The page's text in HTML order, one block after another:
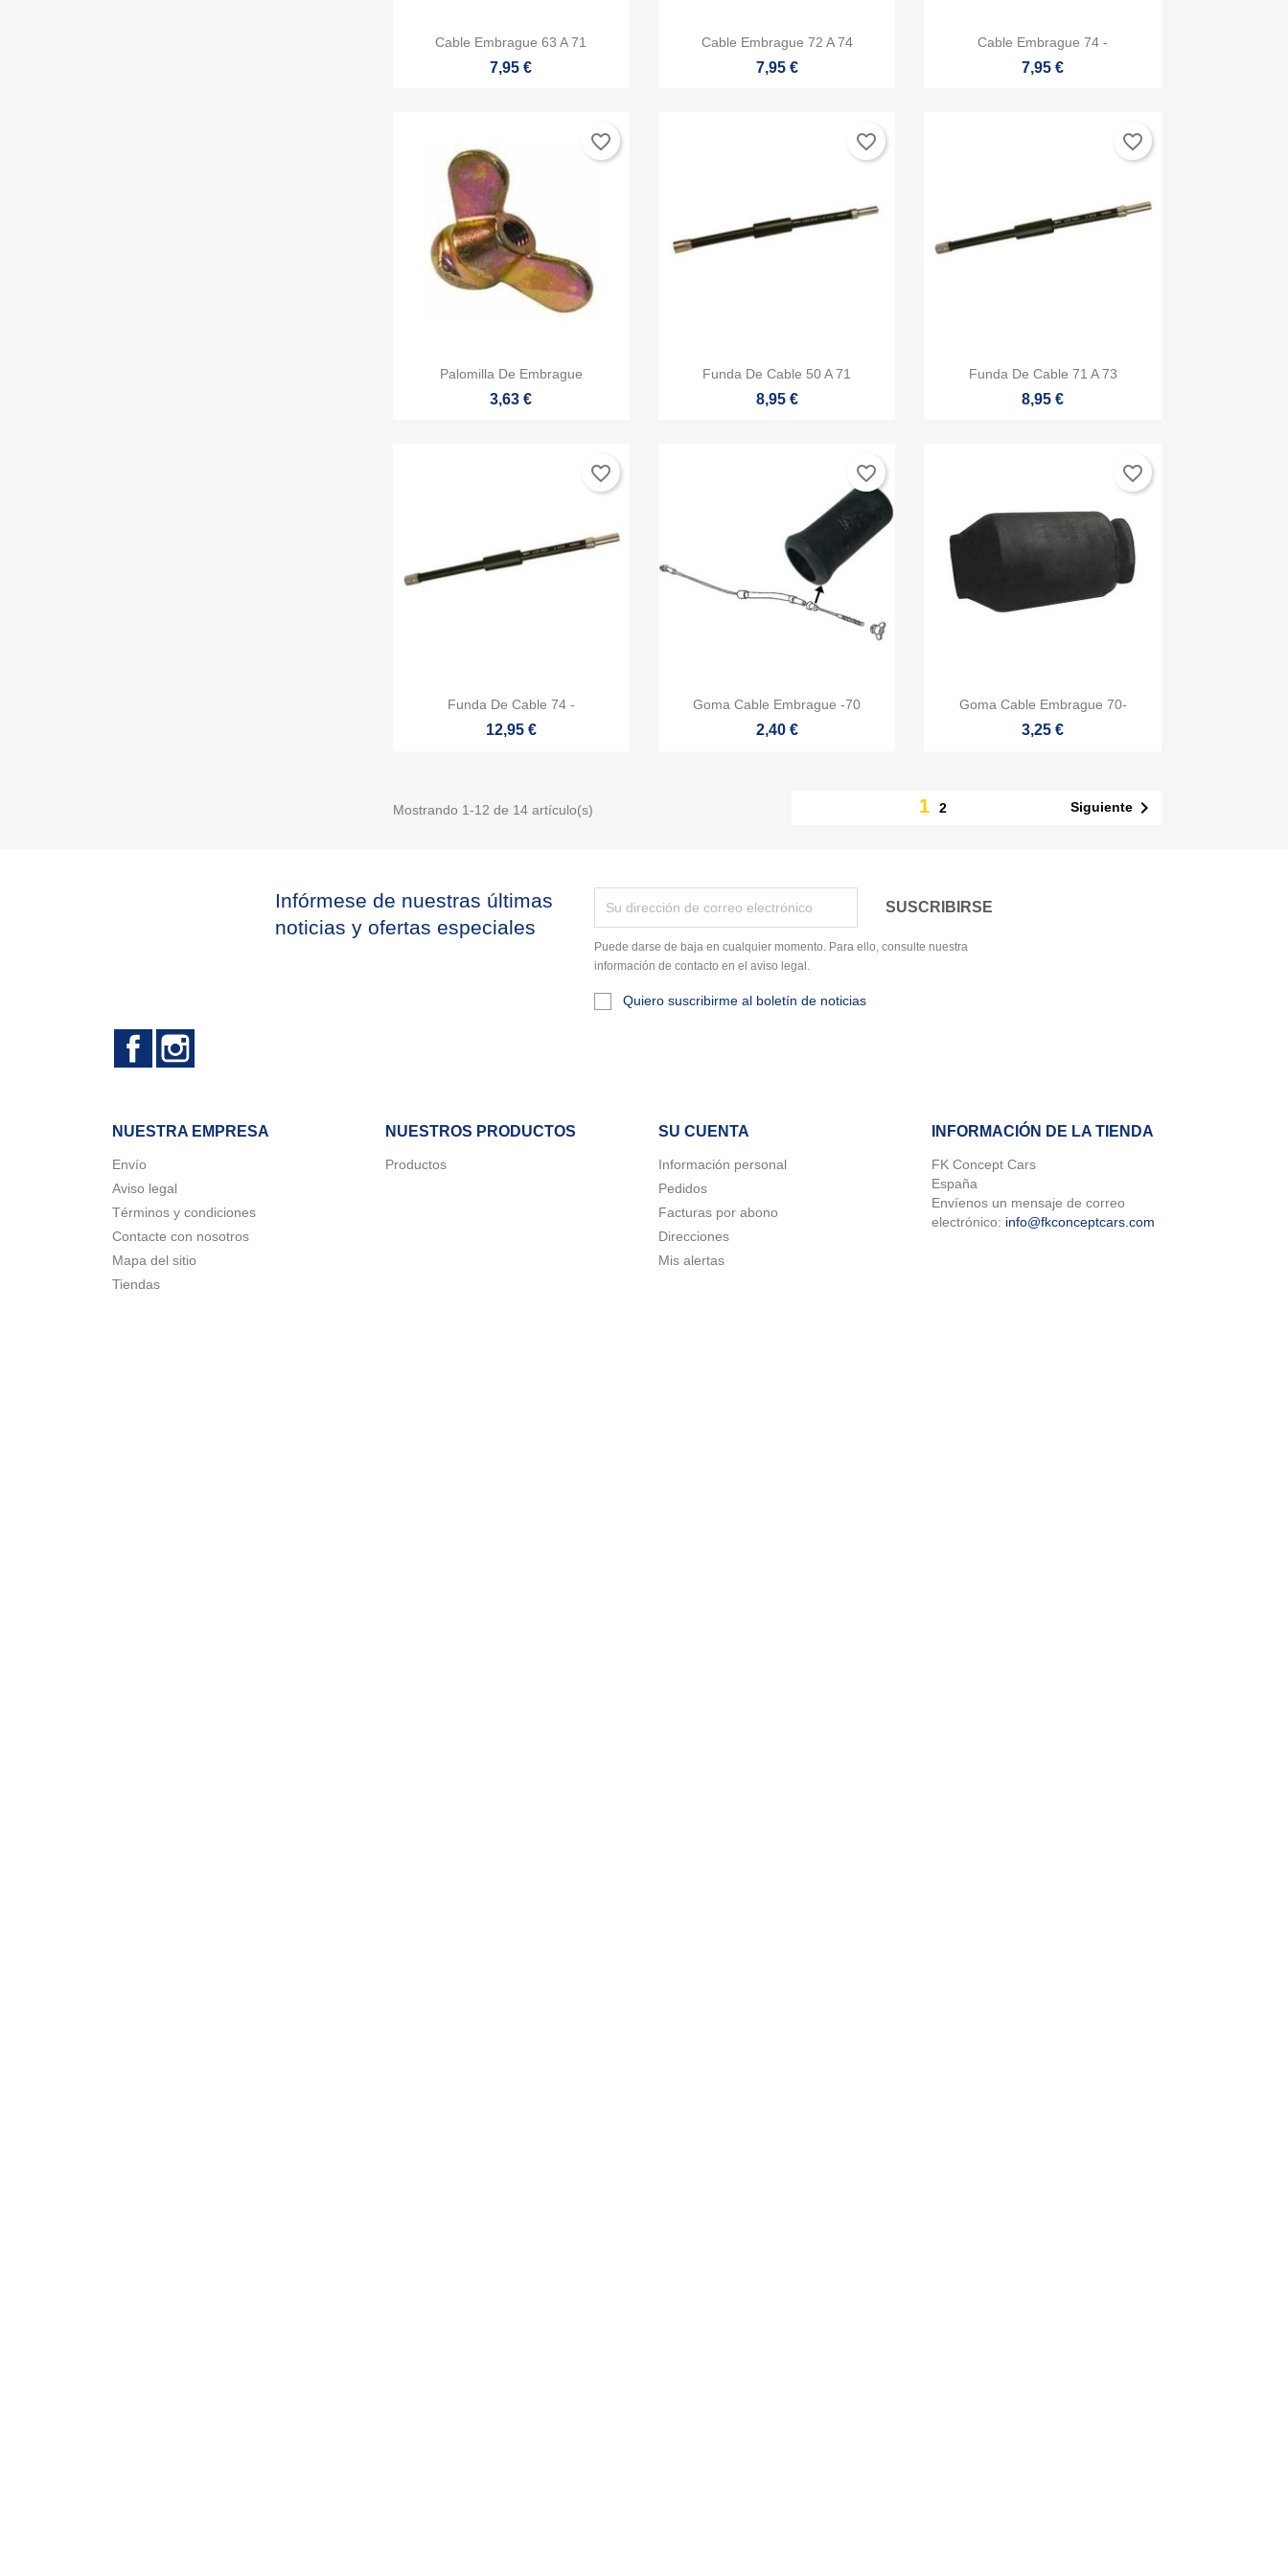
Añadir a la lista de deseos
Debe iniciar sesión para guardar productos en su lista de deseos.
Vista rápida
Cable Embrague 63 A 71
7,95 €
Vista rápida
Cable Embrague 72 A 74
7,95 €
Vista rápida
Cable Embrague 74 -
7,95 €
Vista rápida
Palomilla De Embrague
3,63 €
favorite_border
 Vista rápida
Funda De Cable 50 A 71
8,95 €
favorite_border
 Vista rápida
Funda De Cable 71 A 73
8,95 €
favorite_border
Vista rápida
Funda De Cable 74 -
12,95 €
favorite_border
Vista rápida
Goma Cable Embrague -70
2,40 €
favorite_border
Vista rápida
Goma Cable Embrague 70-
3,25 €
favorite_border
Mostrando 1-12 de 14 artículo(s) 1 2 Siguiente
Infórmese de nuestras últimas
noticias y ofertas especiales
Puede darse de baja en cualquier momento. Para ello, consulte nuestra
información de contacto en el aviso legal.
Quiero suscribirme al boletín de noticias
Facebook
NUESTRA EMPRESA
Envío
Aviso legal
Términos y condiciones
Contacte con nosotros
Mapa del sitio
Tiendas
NUESTROS PRODUCTOS
Productos
SU CUENTA
Información personal
Pedidos
Facturas por abono
Direcciones
Mis alertas
INFORMACIÓN DE LA TIENDA
FK Concept Cars
España
Envíenos un mensaje de correo
electrónico: info@fkconceptcars.com